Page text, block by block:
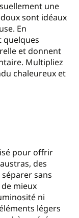
une
sont idéaux
En
quelques
et donnent
Multipliez
chaleureux et
pour offrir
des
sans
mieux
ni
légers